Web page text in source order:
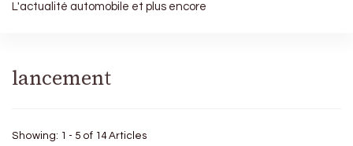
L'actualité automobile et plus encore
lancement
Showing: 1 - 5 of 14 Articles